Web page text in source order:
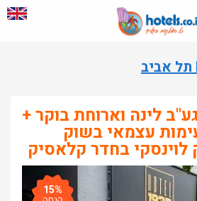
לינה וארוחת בוקר +
עצמאי בשוק
בחדר קלאסיק
15%